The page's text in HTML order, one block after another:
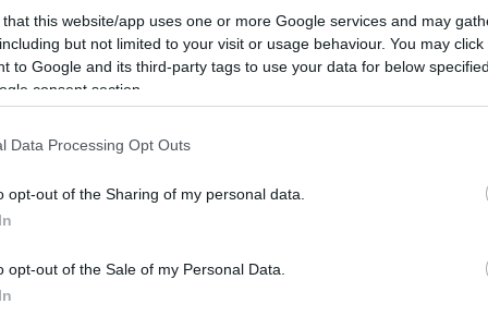
that this website/app uses one or more Google services and may
but not limited to your visit or usage behaviour. You may
to Google and its third-party tags to use your data for below
consent section.
Data Processing Opt Outs
opt-out of the Sharing of my personal data.
opt-out of the Sale of my Personal Data.
έναντι αύξησης κατά 4.363 εκατ. ευρώ τον
Οι καταθέσεις των ασφαλιστικών επιχειρήσεων και
ιδρυμάτων μειώθηκαν κατά 156 εκατ. ευρώ,
ευρώ τον προηγούμενο μήνα.
ευρώ παρουσίασαν, τον Ιούλιο του 2025, οι
και των ιδιωτικών μη κερδοσκοπικών
697 εκατ. ευρώ τον προηγούμενο μήνα, και ο
αυξήθηκε στο 3,5% από 3,1% τον προηγούμενο